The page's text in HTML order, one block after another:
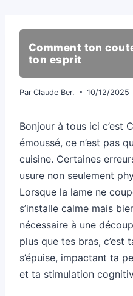
Comment ton
ton esprit
Par Claude Ber. 10/12/2025
Bonjour à tous ici c’est
émoussé, ce n’est pas
cuisine. Certaines
usure non seulement
Lorsque la lame ne
s’installe calme mais
nécessaire à une
plus que tes bras, c’est
s’épuise, impactant ta
et ta stimulation